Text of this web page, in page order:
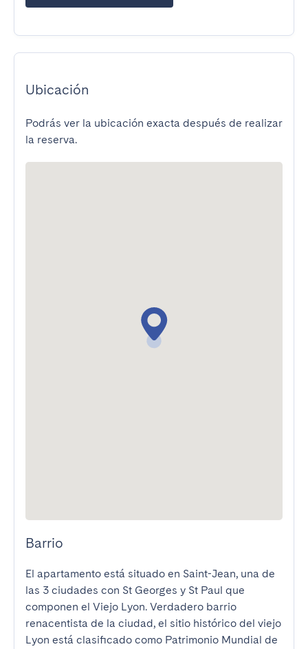
Ubicación
Podrás ver la ubicación exacta después de realizar
la reserva.
Barrio
El apartamento está situado en Saint-Jean, una de
las 3 ciudades con St Georges y St Paul que
componen el Viejo Lyon. Verdadero barrio
renacentista de la ciudad, el sitio histórico del viejo
Lyon está clasificado como Patrimonio Mundial de